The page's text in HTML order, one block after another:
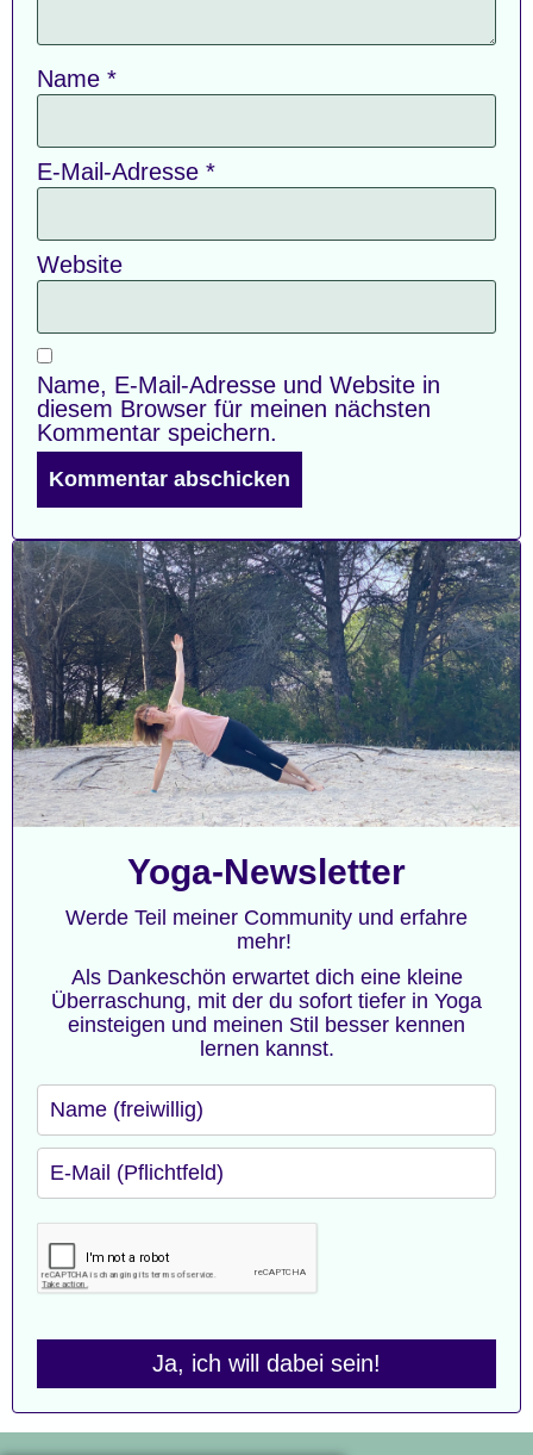
Name *
E-Mail-Adresse *
Website
Name, E-Mail-Adresse und Website in
diesem Browser für meinen nächsten
Kommentar speichern.
Yoga-Newsletter
Werde Teil meiner Community und erfahre
mehr!
Als Dankeschön erwartet dich eine kleine
Überraschung, mit der du sofort tiefer in Yoga
einsteigen und meinen Stil besser kennen
lernen kannst.
Ja, ich will dabei sein!